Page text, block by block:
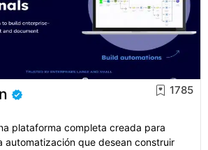
1785
plataforma completa creada para
automatización que desean construir